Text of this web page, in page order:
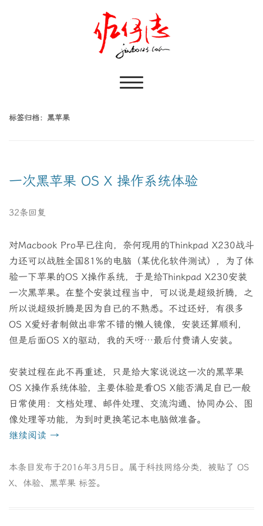
标签归档： 黑苹果
一次黑苹果 OS X 操作系统体验
32条回复
对Macbook Pro早已往向，奈何现用的Thinkpad X230战斗
力还可以战胜全国81%的电脑（某优化软件测试），为了体
验一下苹果的OS X操作系统，于是给Thinkpad X230安装
一次黑苹果。在整个安装过程当中，可以说是超级折腾，之
所以说超级折腾是因为自已的不熟悉。不过还好，有很多
OS X爱好者制做出非常不错的懒人镜像，安装还算顺利，
但是后面OS X的驱动，我的天呀…最后付费请人安装。
安装过程在此不再重述，只是给大家说说这一次的黑苹果
OS X操作系统体验，主要体验是看OS X能否满足自已一般
日常使用：文档处理、邮件处理、交流沟通、协同办公、图
像处理等功能，为到时更换笔记本电脑做准备。
继续阅读 →
本条目发布于2016年3月5日 。属于科技网络分类，被贴了 OS
X、 体验、 黑苹果 标签。